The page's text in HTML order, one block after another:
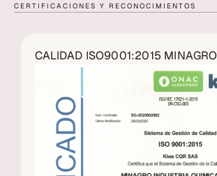
CERTIFICACIONES Y RECONOCIMIENTOS
CALIDAD ISO9001:2015 MINAGRO